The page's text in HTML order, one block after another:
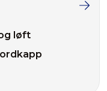
løft